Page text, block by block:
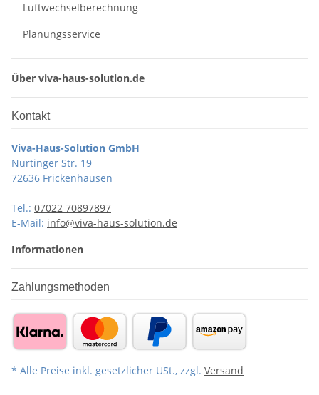
Luftwechselberechnung
Planungsservice
Über viva-haus-solution.de
Kontakt
Viva-Haus-Solution GmbH
Nürtinger Str. 19
72636 Frickenhausen
Tel.: 07022 70897897
E-Mail: info@viva-haus-solution.de
Informationen
Zahlungsmethoden
* Alle Preise inkl. gesetzlicher USt., zzgl. Versand